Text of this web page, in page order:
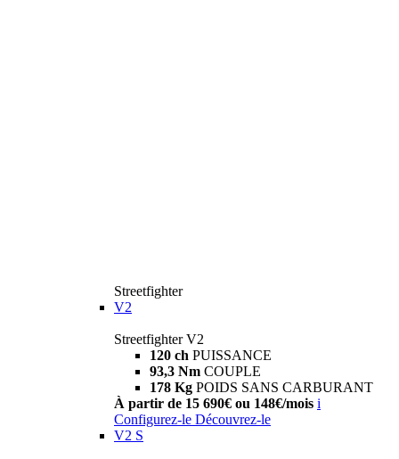
Streetfighter
V2
Streetfighter V2
120 ch PUISSANCE
93,3 Nm COUPLE
178 Kg POIDS SANS CARBURANT
À partir de 15 690€ ou 148€/mois i
Configurez-le Découvrez-le
V2 S